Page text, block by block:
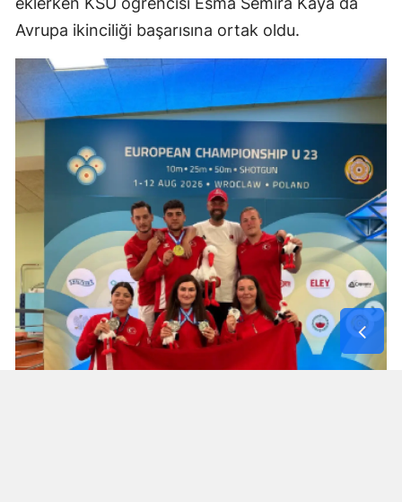
Avrupa ikinciliği başarısına ortak oldu.